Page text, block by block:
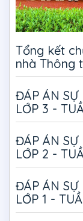
Tổng kết
nhà Thông
ĐÁP ÁN SỰ
LỚP 3 -
ĐÁP ÁN SỰ
LỚP 2 -
ĐÁP ÁN SỰ
LỚP 1 -